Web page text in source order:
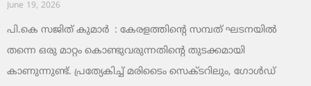
June 19, 2026
പി.കെ സജിത് കുമാര്‍ : കേരളത്തിന്റെ സമ്പത് ഘടനയിൽ
തന്നെ ഒരു മാറ്റം കൊണ്ടുവരുന്നതിന്റെ തുടക്കമായി
കാണുന്നുണ്ട്. പ്രത്യേകിച്ച് മരിടൈം സെക്ടറിലും, ഗോൾഡ്